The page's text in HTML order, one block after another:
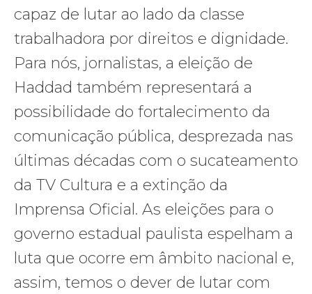
capaz de lutar ao lado da classe
trabalhadora por direitos e dignidade.
Para nós, jornalistas, a eleição de
Haddad também representará a
possibilidade do fortalecimento da
comunicação pública, desprezada nas
últimas décadas com o sucateamento
da TV Cultura e a extinção da
Imprensa Oficial. As eleições para o
governo estadual paulista espelham a
luta que ocorre em âmbito nacional e,
assim, temos o dever de lutar com